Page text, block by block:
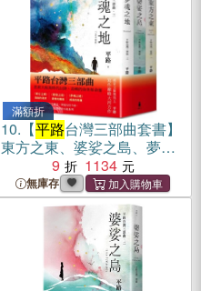
滿額折
10. 【平路台灣三部曲套書】
東方之東、婆娑之島、夢魂
之地（共三冊）
9 1134
無庫存